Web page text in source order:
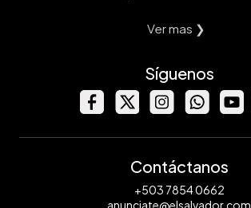
Ver mas ❯
Síguenos
Contáctanos
+503 7854 0662
anunciate@elsalvador.com